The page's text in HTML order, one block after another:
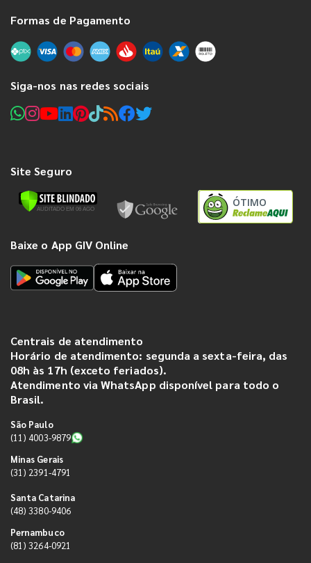
Formas de Pagamento
Siga-nos nas redes sociais
Site Seguro
ÓTIMO
Baixe o App GIV Online
Centrais de atendimento
Horário de atendimento: segunda a sexta-feira, das
08h às 17h (exceto feriados).
Atendimento via WhatsApp disponível para todo o
Brasil.
São Paulo
(11) 4003-9879
Minas Gerais
(31) 2391-4791
Santa Catarina
(48) 3380-9406
Pernambuco
(81) 3264-0921